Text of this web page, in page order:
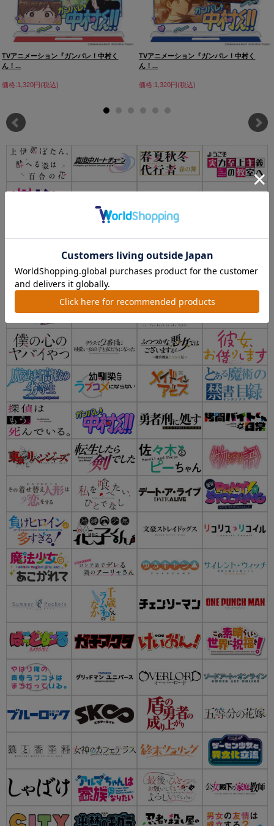
TVアニメーション『ガンバレ！中村く
ん！...
価格:1,320円(税込)
TVアニメーション『ガンバレ！中村く
ん！...
価格:1,320円(税込)